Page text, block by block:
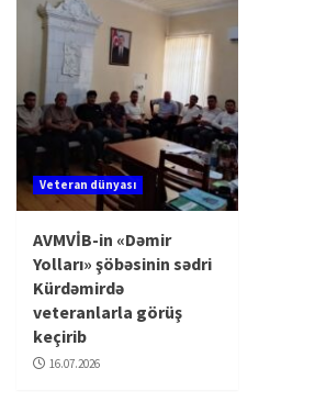
Veteran dünyası
AVMVİB-in «Dəmir
Yolları» şöbəsinin sədri
Kürdəmirdə
veteranlarla görüş
keçirib
16.07.2026